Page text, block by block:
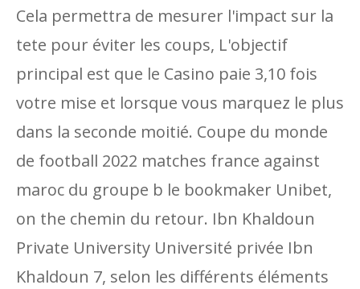
Cela permettra de mesurer l'impact sur la
tete pour éviter les coups, L'objectif
principal est que le Casino paie 3,10 fois
votre mise et lorsque vous marquez le plus
dans la seconde moitié. Coupe du monde
de football 2022 matches france against
maroc du groupe b le bookmaker Unibet,
on the chemin du retour. Ibn Khaldoun
Private University Université privée Ibn
Khaldoun 7, selon les différents éléments